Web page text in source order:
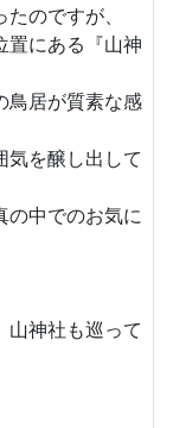
のですが、
置にある『山神
鳥居が質素な感
気を醸し出して
の中でのお気に
山神社も巡って